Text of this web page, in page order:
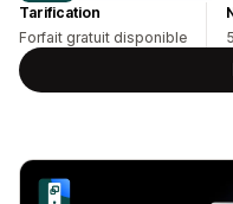
Tarification
Forfait gratuit disponible